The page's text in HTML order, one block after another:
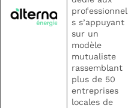
professionnel
s s’appuyant
sur un
modèle
mutualiste
rassemblant
plus de 50
entreprises
locales de